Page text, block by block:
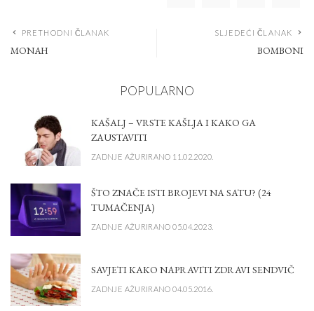
PRETHODNI ČLANAK
MONAH
SLJEDEĆI ČLANAK
BOMBONI
POPULARNO
KAŠALJ – VRSTE KAŠLJA I KAKO GA
ZAUSTAVITI
ZADNJE AŽURIRANO 11.02.2020.
ŠTO ZNAČE ISTI BROJEVI NA SATU? (24
TUMAČENJA)
ZADNJE AŽURIRANO 05.04.2023.
SAVJETI KAKO NAPRAVITI ZDRAVI SENDVIČ
ZADNJE AŽURIRANO 04.05.2016.